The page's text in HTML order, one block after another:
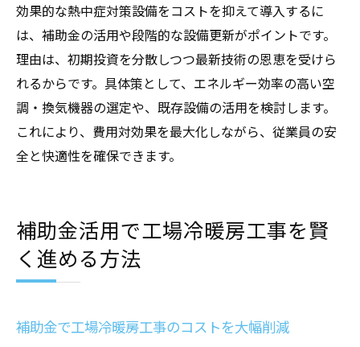
効果的な熱中症対策設備をコストを抑えて導入するに
は、補助金の活用や段階的な設備更新がポイントです。
理由は、初期投資を分散しつつ最新技術の恩恵を受けら
れるからです。具体策として、エネルギー効率の高い空
調・換気機器の選定や、既存設備の活用を検討します。
これにより、費用対効果を最大化しながら、従業員の安
全と快適性を確保できます。
補助金活用で工場冷暖房工事を賢
く進める方法
補助金で工場冷暖房工事のコストを大幅削減